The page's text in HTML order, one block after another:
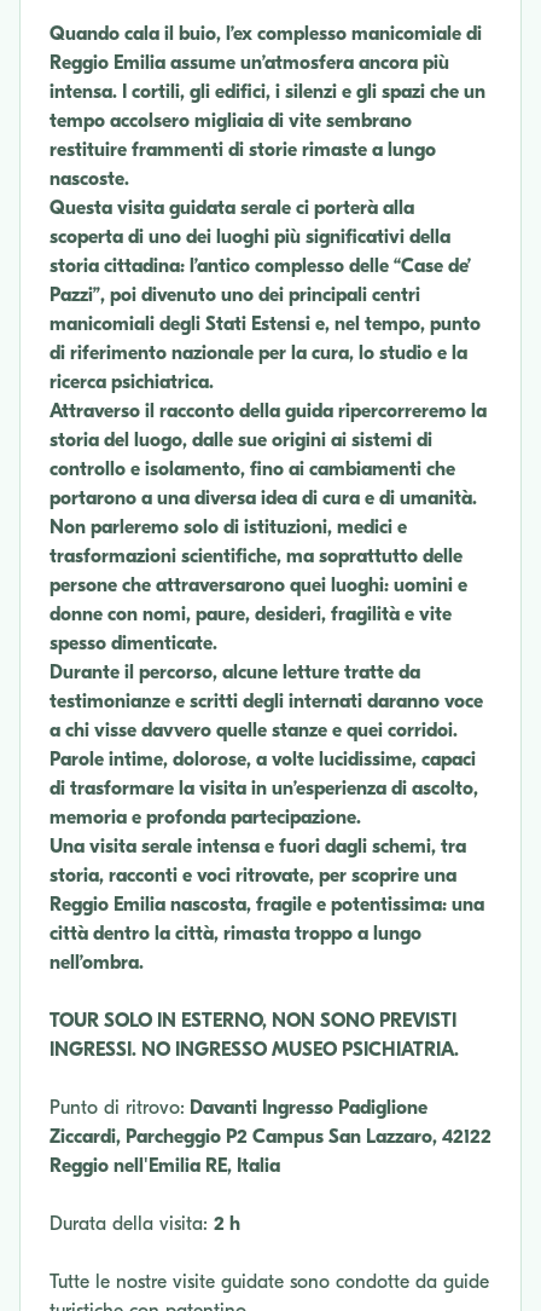
Quando cala il buio, l’ex complesso manicomiale di
Reggio Emilia assume un’atmosfera ancora più
intensa. I cortili, gli edifici, i silenzi e gli spazi che un
tempo accolsero migliaia di vite sembrano
restituire frammenti di storie rimaste a lungo
nascoste.
Questa visita guidata serale ci porterà alla
scoperta di uno dei luoghi più significativi della
storia cittadina: l’antico complesso delle “Case de’
Pazzi”, poi divenuto uno dei principali centri
manicomiali degli Stati Estensi e, nel tempo, punto
di riferimento nazionale per la cura, lo studio e la
ricerca psichiatrica.
Attraverso il racconto della guida ripercorreremo la
storia del luogo, dalle sue origini ai sistemi di
controllo e isolamento, fino ai cambiamenti che
portarono a una diversa idea di cura e di umanità.
Non parleremo solo di istituzioni, medici e
trasformazioni scientifiche, ma soprattutto delle
persone che attraversarono quei luoghi: uomini e
donne con nomi, paure, desideri, fragilità e vite
spesso dimenticate.
Durante il percorso, alcune letture tratte da
testimonianze e scritti degli internati daranno voce
a chi visse davvero quelle stanze e quei corridoi.
Parole intime, dolorose, a volte lucidissime, capaci
di trasformare la visita in un’esperienza di ascolto,
memoria e profonda partecipazione.
Una visita serale intensa e fuori dagli schemi, tra
storia, racconti e voci ritrovate, per scoprire una
Reggio Emilia nascosta, fragile e potentissima: una
città dentro la città, rimasta troppo a lungo
nell’ombra.
TOUR SOLO IN ESTERNO, NON SONO PREVISTI
INGRESSI. NO INGRESSO MUSEO PSICHIATRIA.
Punto di ritrovo: Davanti Ingresso Padiglione
Ziccardi, Parcheggio P2 Campus San Lazzaro, 42122
Reggio nell'Emilia RE, Italia
Durata della visita: 2 h
Tutte le nostre visite guidate sono condotte da guide